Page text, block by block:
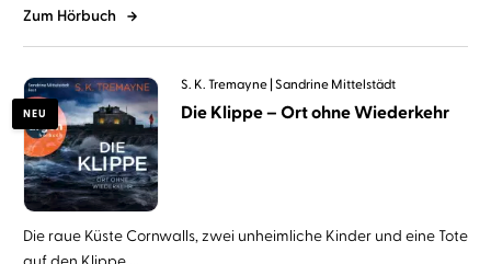
Zum Hörbuch
NEU
S. K. Tremayne Sandrine Mittelstädt
Die Klippe – Ort ohne Wiederkehr
Die raue Küste Cornwalls, zwei unheimliche Kinder und eine Tote